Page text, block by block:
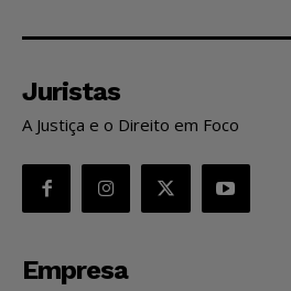
Juristas
A Justiça e o Direito em Foco
Empresa